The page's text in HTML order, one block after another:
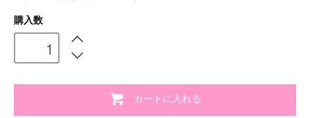
購入数
カートに入れる